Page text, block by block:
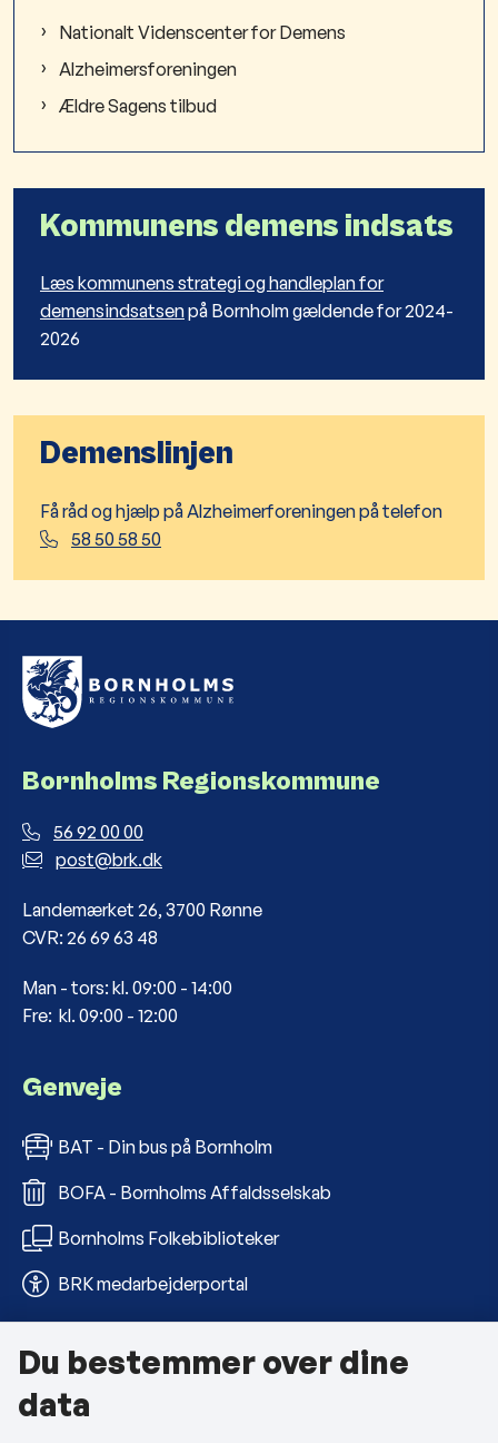
Nationalt Videnscenter for Demens
Alzheimersforeningen
Ældre Sagens tilbud
Kommunens demens indsats
Læs kommunens strategi og handleplan for
demensindsatsenpå Bornholm gældende for 2024-
2026
Demenslinjen
Få råd og hjælp på Alzheimerforeningen påtelefon
58 50 58 50
Bornholms Regionskommune
56 92 00 00
post@brk.dk
Landemærket 26, 3700 Rønne
CVR: 26 69 63 48
Man - tors: kl. 09:00 - 14:00
Fre: kl. 09:00 - 12:00
Genveje
BAT - Din bus på Bornholm
BOFA - Bornholms Affaldsselskab
Bornholms Folkebiblioteker
BRK medarbejderportal
Om kommunen
Kontakt os
Du bestemmer over dine
data